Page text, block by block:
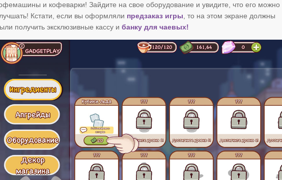
и кофеварки! Зайдите на свое оборудование и увидите, что его можно
Кстати, если вы оформляли предзаказ игры , то на этом экране должны
получить эксклюзивные кассу ибанку для чаевых!